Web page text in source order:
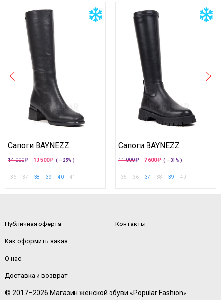
Сапоги BAYNEZZ
14 000 10 500 ( —25% )
36 37 38 39 40 41
Сапоги BAYNEZZ
11 000 7 600 ( —31% )
35 36 37 38 39 40
Публичная оферта
Как оформить заказ
О нас
Доставка и возврат
Контакты
© 2017–2026 Магазин женской обуви «Popular Fashion»